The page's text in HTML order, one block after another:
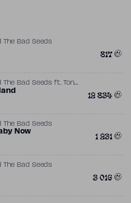
The Bad Seeds
817
The Bad Seeds ft.
Tony
12 834
The Bad Seeds
Now 1 231
The Bad Seeds
3 016